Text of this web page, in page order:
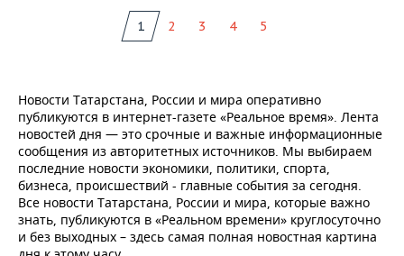
1 2 3 4 5
Новости Татарстана, России и мира оперативно
публикуются в интернет-газете «Реальное время». Лента
новостей дня — это срочные и важные информационные
сообщения из авторитетных источников. Мы выбираем
последние новости экономики, политики, спорта,
бизнеса, происшествий - главные события за сегодня.
Все новости Татарстана, России и мира, которые важно
знать, публикуются в «Реальном времени» круглосуточно
и без выходных – здесь самая полная новостная картина